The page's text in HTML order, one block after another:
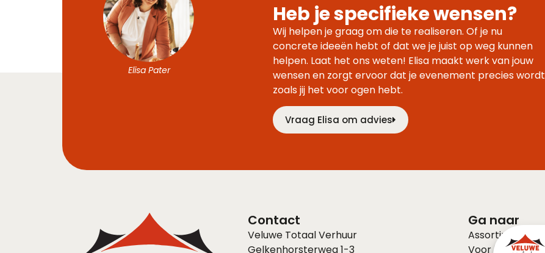
Elisa Pater
Heb je specifieke wensen?
Wij helpen je graag om die te realiseren. Of je nu
concrete ideeën hebt of dat we je juist op weg kunnen
helpen. Laat het ons weten! Elisa maakt werk van jouw
wensen en zorgt ervoor dat je evenement precies wordt
zoals jij het voor ogen hebt.
Vraag Elisa om advies
Contact
Veluwe Totaal Verhuur
Gelkenhorsterweg 1-3
Ga naar
Assortiment
Voor bedrijven